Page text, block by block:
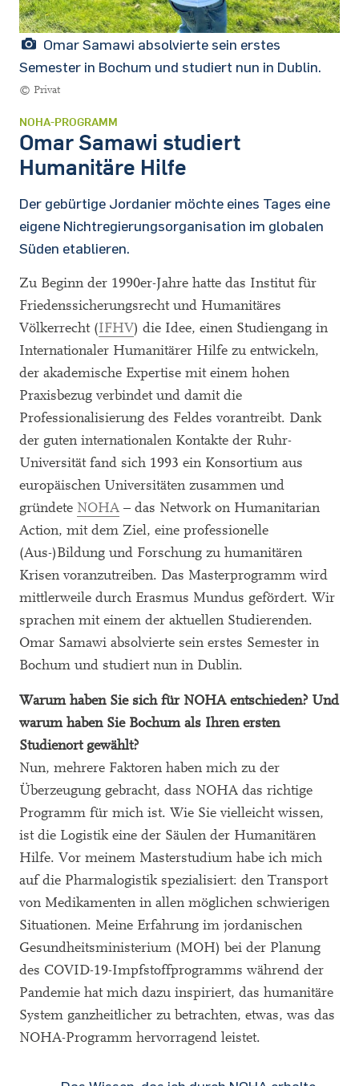
Omar Samawi absolvierte sein erstes
Semester in Bochum und studiert nun in Dublin.
© Privat
NOHA-PROGRAMM
Omar Samawi studiert
Humanitäre Hilfe
Der gebürtige Jordanier möchte eines Tages eine
eigene Nichtregierungsorganisation im globalen
Süden etablieren.
Zu Beginn der 1990er-Jahre hatte das Institut für
Friedenssicherungsrecht und Humanitäres
Völkerrecht (IFHV) die Idee, einen Studiengang in
Internationaler Humanitärer Hilfe zu entwickeln,
der akademische Expertise mit einem hohen
Praxisbezug verbindet und damit die
Professionalisierung des Feldes vorantreibt. Dank
der guten internationalen Kontakte der Ruhr-
Universität fand sich 1993 ein Konsortium aus
europäischen Universitäten zusammen und
gründete NOHA – das Network on Humanitarian
Action, mit dem Ziel, eine professionelle
(Aus-)Bildung und Forschung zu humanitären
Krisen voranzutreiben. Das Masterprogramm wird
mittlerweile durch Erasmus Mundus gefördert. Wir
sprachen mit einem der aktuellen Studierenden.
Omar Samawi absolvierte sein erstes Semester in
Bochum und studiert nun in Dublin.
Warum haben Sie sich für NOHA entschieden? Und
warum haben Sie Bochum als Ihren ersten
Studienort gewählt?
Nun, mehrere Faktoren haben mich zu der
Überzeugung gebracht, dass NOHA das richtige
Programm für mich ist. Wie Sie vielleicht wissen,
ist die Logistik eine der Säulen der Humanitären
Hilfe. Vor meinem Masterstudium habe ich mich
auf die Pharmalogistik spezialisiert: den Transport
von Medikamenten in allen möglichen schwierigen
Situationen. Meine Erfahrung im jordanischen
Gesundheitsministerium (MOH) bei der Planung
des COVID-19-Impfstoffprogramms während der
Pandemie hat mich dazu inspiriert, das humanitäre
System ganzheitlicher zu betrachten, etwas, was das
NOHA-Programm hervorragend leistet.